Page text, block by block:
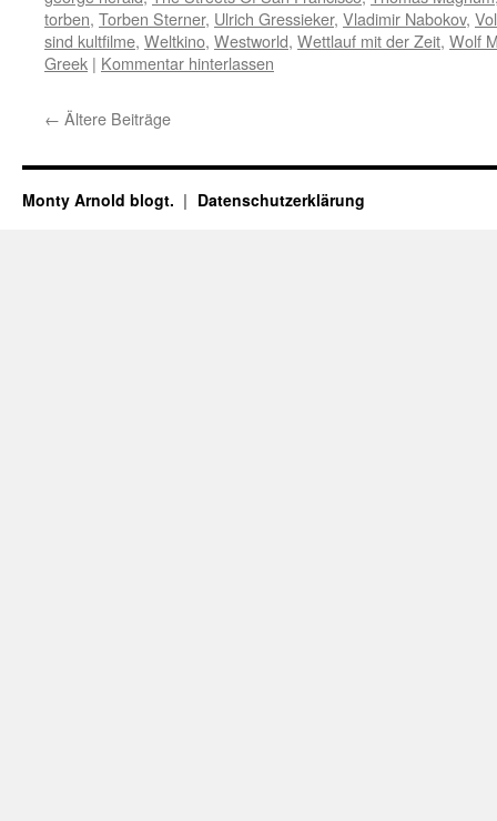
torben, Torben Sterner, Ulrich Gressieker, Vladimir Nabokov,
sind kultfilme, Weltkino, Westworld, Wettlauf mit der Zeit, Wolf
Greek | Kommentar hinterlassen
← Ältere Beiträge
Monty Arnold blogt. Datenschutz­erklärung